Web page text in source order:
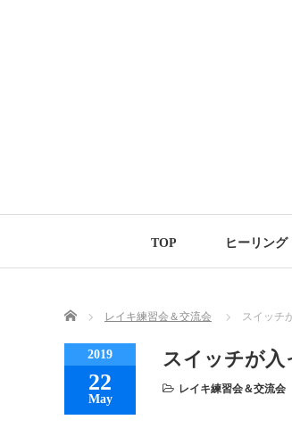
TOP ヒーリング
Home レイキ練習会＆交流会 スイッチ
2019
22
May
スイッチが入
レイキ練習会＆交流会